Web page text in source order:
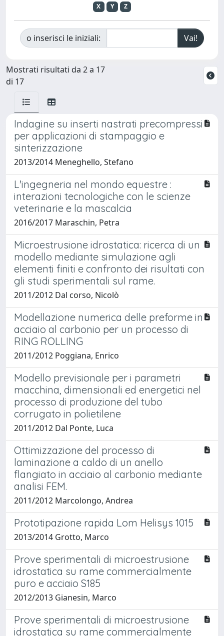
X
Y Z
o inserisci le iniziali:
Mostrati risultati da 2 a 17
di 17
Indagine su inserti nastrati precompressi
per applicazioni di stampaggio e
sinterizzazione
2013/2014 Meneghello, Stefano
L'ingegneria nel mondo equestre :
interazioni tecnologiche con le scienze
veterinarie e la mascalcia
2016/2017 Maraschin, Petra
Microestrusione idrostatica: ricerca di un
modello mediante simulazione agli
elementi finiti e confronto dei risultati con
gli studi sperimentali sul rame.
2011/2012 Dal corso, Nicolò
Modellazione numerica delle preforme in
acciaio al carbonio per un processo di
RING ROLLING
2011/2012 Poggiana, Enrico
Modello previsionale per i parametri
macchina, dimensionali ed energetici nel
processo di produzione del tubo
corrugato in polietilene
2011/2012 Dal Ponte, Luca
Ottimizzazione del processo di
laminazione a caldo di un anello
flangiato in acciaio al carbonio mediante
analisi FEM.
2011/2012 Marcolongo, Andrea
Prototipazione rapida Lom Helisys 1015
2013/2014 Grotto, Marco
Prove sperimentali di microestrusione
idrostatica su rame commercialmente
puro e acciaio S185
2012/2013 Gianesin, Marco
Prove sperimentali di microestrusione
idrostatica su rame commercialmente